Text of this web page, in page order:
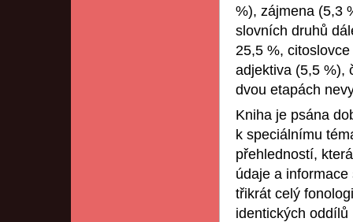
%), zájmena (5,3
slovních druhů
25,5 %,
adjektiva (5,5 %),
dvou etapách
Kniha je psána
k speciálnímu
přehledností,
údaje a
třikrát celý
identických